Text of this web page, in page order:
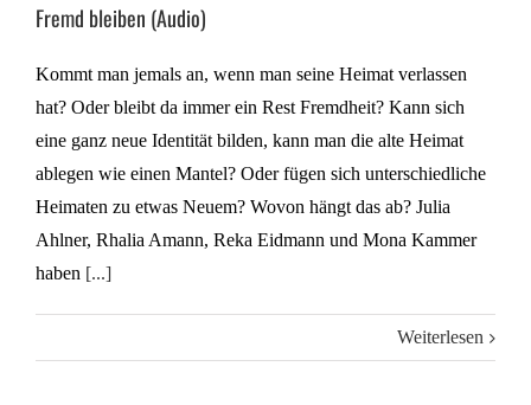
Fremd bleiben (Audio)
Kommt man jemals an, wenn man seine Heimat verlassen
hat? Oder bleibt da immer ein Rest Fremdheit? Kann sich
eine ganz neue Identität bilden, kann man die alte Heimat
ablegen wie einen Mantel? Oder fügen sich unterschiedliche
Heimaten zu etwas Neuem? Wovon hängt das ab? Julia
Ahlner, Rhalia Amann, Reka Eidmann und Mona Kammer
haben [...]
Weiterlesen